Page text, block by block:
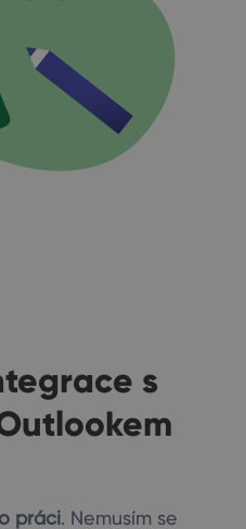
s
práci. Nemusím se